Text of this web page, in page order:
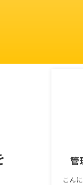
管
こん